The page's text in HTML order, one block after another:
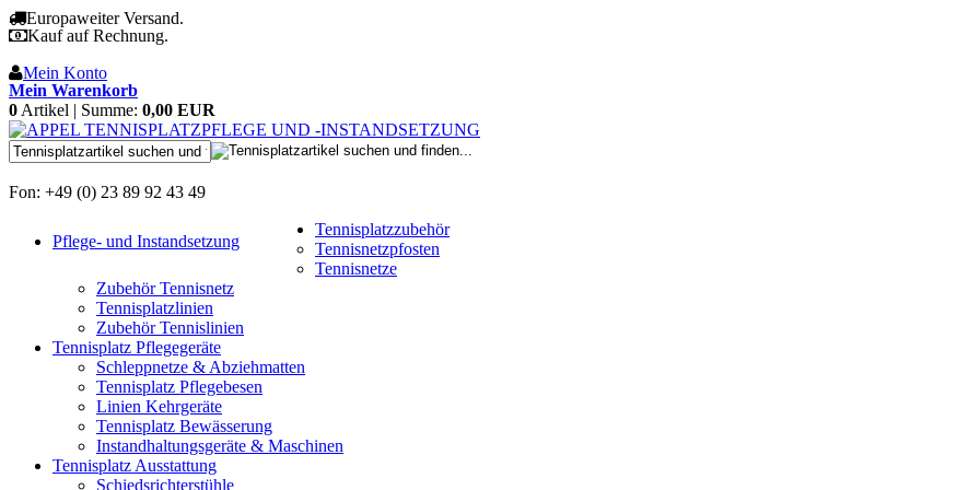
Europaweiter Versand.
Kauf auf Rechnung.
Mein Konto
Mein Warenkorb
0 Artikel | Summe: 0,00 EUR
Fon: +49 (0) 23 89 92 43 49
Pflege- und Instandsetzung
Tennisplatzzubehör
Tennisnetzpfosten
Tennisnetze
Zubehör Tennisnetz
Tennisplatzlinien
Zubehör Tennislinien
Tennisplatz Pflegegeräte
Schleppnetze & Abziehmatten
Tennisplatz Pflegebesen
Linien Kehrgeräte
Tennisplatz Bewässerung
Instandhaltungsgeräte & Maschinen
Tennisplatz Ausstattung
Schiedsrichterstühle